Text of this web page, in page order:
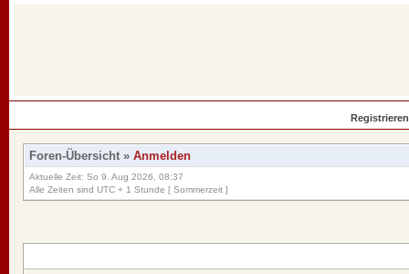
Registrieren
Foren-Übersicht » Anmelden
Aktuelle Zeit: So 9. Aug 2026, 08:37
Alle Zeiten sind UTC + 1 Stunde [ Sommerzeit ]